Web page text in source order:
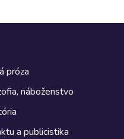
próza
náboženstvo
a publicistika